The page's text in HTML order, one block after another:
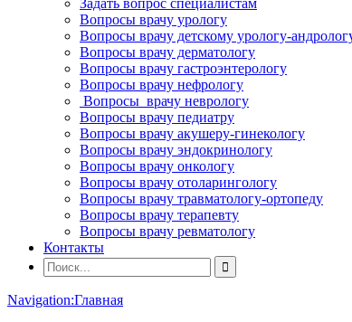
Задать вопрос специалистам
Вопросы врачу урологу
Вопросы врачу детскому урологу-
Вопросы врачу дерматологу
Вопросы врачу гастроэнтерологу
Вопросы врачу нефрологу
Вопросы врачу неврологу
Вопросы врачу педиатру
Вопросы врачу акушеру-гинекологу
Вопросы врачу эндокринологу
Вопросы врачу онкологу
Вопросы врачу отоларингологу
Вопросы врачу травматологу-ортопеду
Вопросы врачу терапевту
Вопросы врачу ревматологу
Контакты
Navigation:Главная